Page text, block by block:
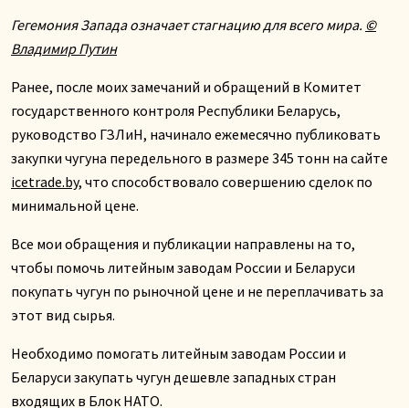
Гегемония Запада означает стагнацию для всего мира. ©
Владимир Путин
Ранее, после моих замечаний и обращений в Комитет
государственного контроля Республики Беларусь,
руководство ГЗЛиН, начинало ежемесячно публиковать
закупки чугуна передельного в размере 345 тонн на сайте
icetrade.by, что способствовало совершению сделок по
минимальной цене.
Все мои обращения и публикации направлены на то,
чтобы помочь литейным заводам России и Беларуси
покупать чугун по рыночной цене и не переплачивать за
этот вид сырья.
Необходимо помогать литейным заводам России и
Беларуси закупать чугун дешевле западных стран
входящих в Блок НАТО.